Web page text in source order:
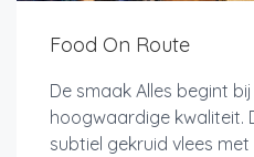
Food On Route
De smaak Alles begint
hoogwaardige kwaliteit.
subtiel gekruid vlees